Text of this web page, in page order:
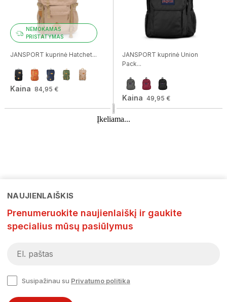
NEMOKAMAS
PRISTATYMAS
JANSPORT kuprinė Hatchet...
Kaina 84,95 €
JANSPORT kuprinė Union
Pack...
Kaina 49,95 €
ENRICO BENETTI kuprinė...
Kaina 19,95 €